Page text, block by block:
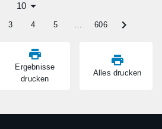
Ergebnisse
drucken
Alles drucken
10
3 4 5 … 606